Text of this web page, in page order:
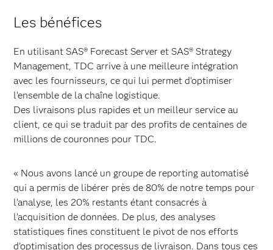
Les bénéfices
En utilisant SAS® Forecast Server et SAS® Strategy
Management, TDC arrive à une meilleure intégration
avec les fournisseurs, ce qui lui permet d’optimiser
l’ensemble de la chaîne logistique.
Des livraisons plus rapides et un meilleur service au
client, ce qui se traduit par des profits de centaines de
millions de couronnes pour TDC.
« Nous avons lancé un groupe de reporting automatisé
qui a permis de libérer près de 80% de notre temps pour
l’analyse, les 20% restants étant consacrés à
l’acquisition de données. De plus, des analyses
statistiques fines constituent le pivot de nos efforts
d’optimisation des processus de livraison. Dans tous ces